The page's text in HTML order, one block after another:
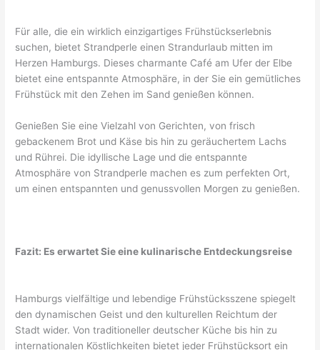
Für alle, die ein wirklich einzigartiges Frühstückserlebnis
suchen, bietet Strandperle einen Strandurlaub mitten im
Herzen Hamburgs. Dieses charmante Café am Ufer der Elbe
bietet eine entspannte Atmosphäre, in der Sie ein gemütliches
Frühstück mit den Zehen im Sand genießen können.
Genießen Sie eine Vielzahl von Gerichten, von frisch
gebackenem Brot und Käse bis hin zu geräuchertem Lachs
und Rührei. Die idyllische Lage und die entspannte
Atmosphäre von Strandperle machen es zum perfekten Ort,
um einen entspannten und genussvollen Morgen zu genießen.
Fazit: Es erwartet Sie eine kulinarische Entdeckungsreise
Hamburgs vielfältige und lebendige Frühstücksszene spiegelt
den dynamischen Geist und den kulturellen Reichtum der
Stadt wider. Von traditioneller deutscher Küche bis hin zu
internationalen Köstlichkeiten bietet jeder Frühstücksort ein